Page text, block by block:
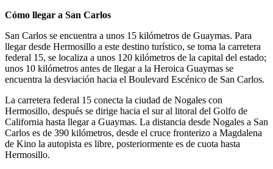
Cómo llegar a San Carlos
San Carlos se encuentra a unos 15 kilómetros de Guaymas. Para
llegar desde Hermosillo a este destino turístico, se toma la carretera
federal 15, se localiza a unos 120 kilómetros de la capital del estado;
unos 10 kilómetros antes de llegar a la Heroica Guaymas se
encuentra la desviación hacia el Boulevard Escénico de San Carlos.
La carretera federal 15 conecta la ciudad de Nogales con
Hermosillo, después se dirige hacia el sur al litoral del Golfo de
California hasta llegar a Guaymas. La distancia desde Nogales a San
Carlos es de 390 kilómetros, desde el cruce fronterizo a Magdalena
de Kino la autopista es libre, posteriormente es de cuota hasta
Hermosillo.